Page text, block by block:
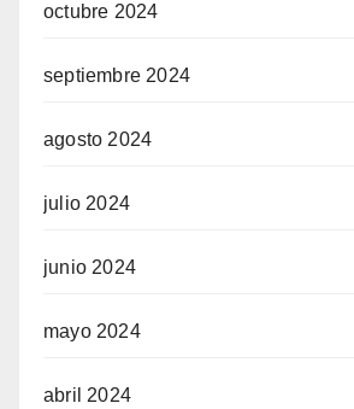
octubre 2024
septiembre 2024
agosto 2024
julio 2024
junio 2024
mayo 2024
abril 2024